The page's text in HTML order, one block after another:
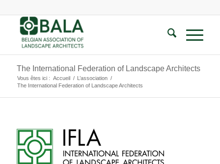
The International Federation of Landscape Architects
Vous êtes ici : Accueil / L’association /
The International Federation of Landscape Architects